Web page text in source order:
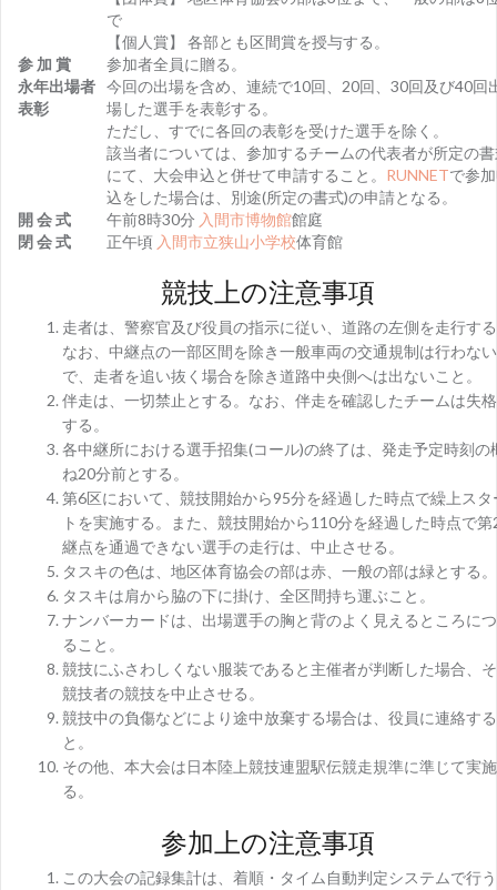
で
【個人賞】 各部とも区間賞を授与する。
参 加 賞
参加者全員に贈る。
永年出場者
表彰
今回の出場を含め、連続で10回、20回、30回及び40回
場した選手を表彰する。
ただし、すでに各回の表彰を受けた選手を除く。
該当者については、参加するチームの代表者が所定の
にて、大会申込と併せて申請すること。 RUNNETで参
込をした場合は、別途(所定の書式)の申請となる。
開 会 式
午前8時30分 入間市博物館館庭
閉 会 式
正午頃 入間市立狭山小学校体育館
競技上の注意事項
走者は、警察官及び役員の指示に従い、道路の左側を走行す
なお、中継点の一部区間を除き一般車両の交通規制は行わな
で、走者を追い抜く場合を除き道路中央側へは出ないこと。
伴走は、一切禁止とする。なお、伴走を確認したチームは失
する。
各中継所における選手招集(コール)の終了は、発走予定時刻の
ね20分前とする。
第6区において、競技開始から95分を経過した時点で繰上スタ
トを実施する。また、競技開始から110分を経過した時点で第
継点を通過できない選手の走行は、中止させる。
タスキの色は、地区体育協会の部は赤、一般の部は緑とする。
タスキは肩から脇の下に掛け、全区間持ち運ぶこと。
ナンバーカードは、出場選手の胸と背のよく見えるところに
ること。
競技にふさわしくない服装であると主催者が判断した場合、
競技者の競技を中止させる。
競技中の負傷などにより途中放棄する場合は、役員に連絡す
と。
その他、本大会は日本陸上競技連盟駅伝競走規準に準じて実
る。
参加上の注意事項
この大会の記録集計は、着順・タイム自動判定システムで行